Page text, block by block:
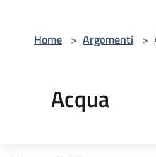
Home > Argomenti >
Acqua